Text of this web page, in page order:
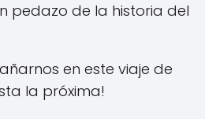
pedazo de la historia del
en este viaje de
la próxima!